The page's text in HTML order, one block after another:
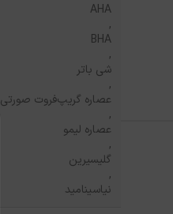
AHA
,
BHA
,
شی باتر
,
عصاره گریپ‌فروت صورتی
,
عصاره لیمو
,
گلیسیرین
,
نیاسینامید